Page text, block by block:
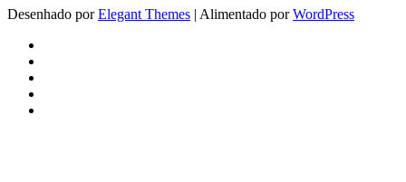
Desenhado porElegant Themes | Alimentado porWordPress